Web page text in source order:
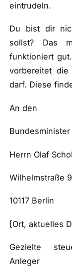
eintrudeln.
Du bist dir
sollst? Das
funktioniert
vorbereitet
darf. Diese
An den
Herrn Olaf
Wilhelmstraße
10117 Berlin
[Ort, aktuelles
Gezielte
Anleger